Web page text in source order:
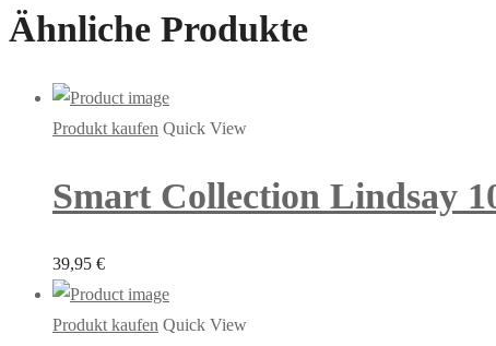
Ähnliche Produkte
Produkt kaufen Quick View
Smart Collection Lindsay
39,95 €
Produkt kaufen Quick View